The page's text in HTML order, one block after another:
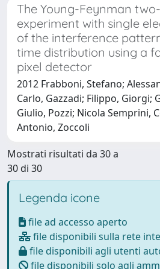
The Young-Feynman
experiment with single
of the interference
time distribution using a
pixel detector
2012 Frabboni, Stefano;
Carlo, Gazzadi; Filippo, Giorgi;
Giulio, Pozzi; Nicola Semprini,
Antonio, Zoccoli
Mostrati risultati da 30 a
30 di 30
Legenda icone
file ad accesso aperto
file disponibili sulla rete
file disponibili agli utenti
file disponibili solo agli